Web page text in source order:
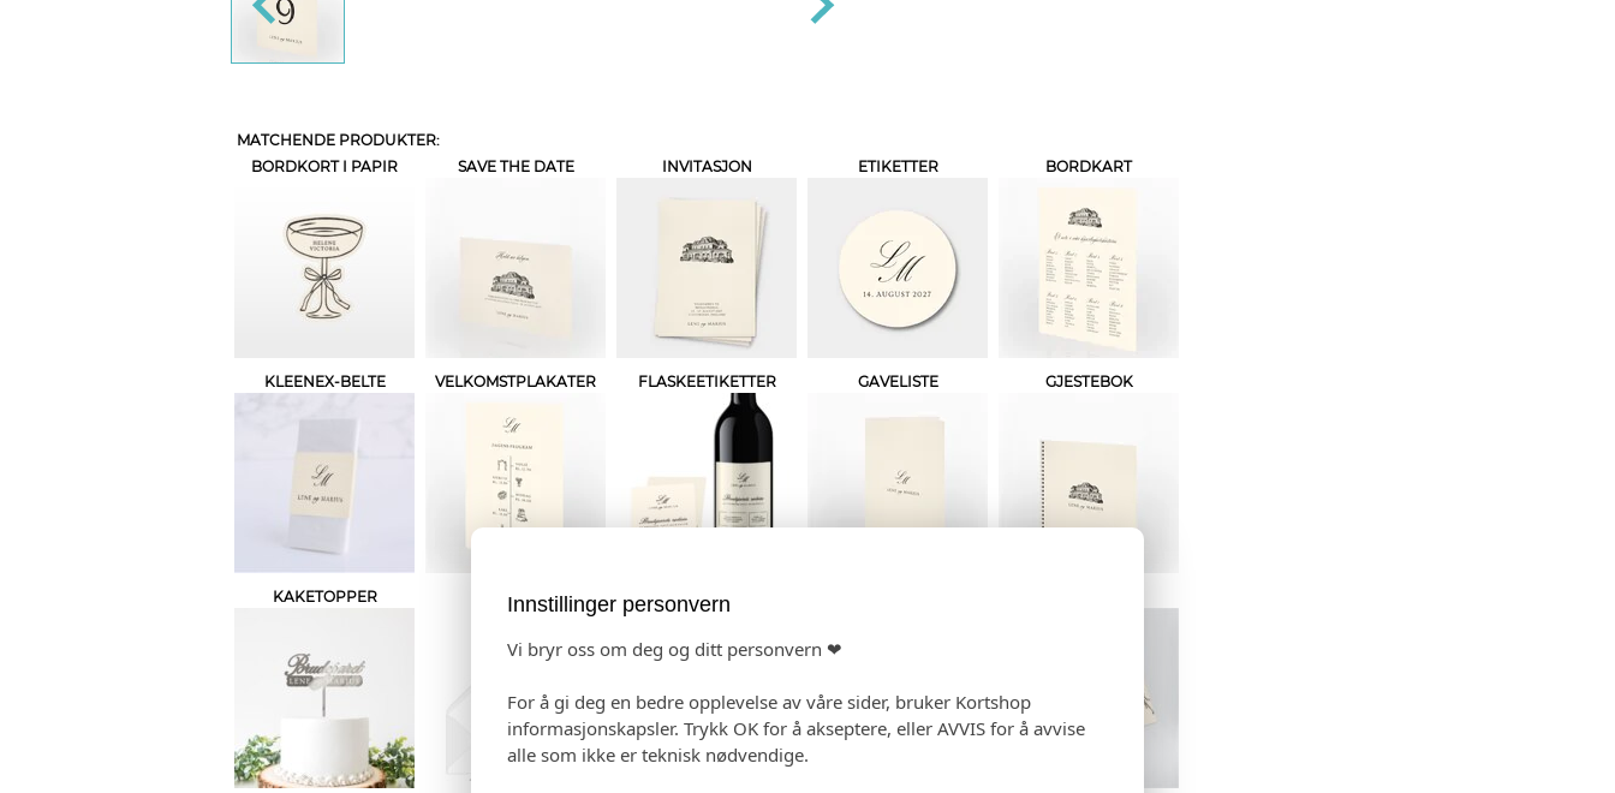
MATCHENDE PRODUKTER:
BORDKORT I PAPIR
SAVE THE DATE INVITASJON ETIKETTER BORDKART
KLEENEX-BELTE VELKOMSTPLAKATER FLASKEETIKETTER GAVELISTE GJESTEBOK
KAKETOPPER LINER VIELSEPROGRAM
Innstillinger personvern
Vi bryr oss om deg og ditt personvern ❤
For å gi deg en bedre opplevelse av våre sider, bruker Kortshop
informasjonskapsler. Trykk OK for å akseptere, eller AVVIS for å avvise
alle som ikke er teknisk nødvendige.